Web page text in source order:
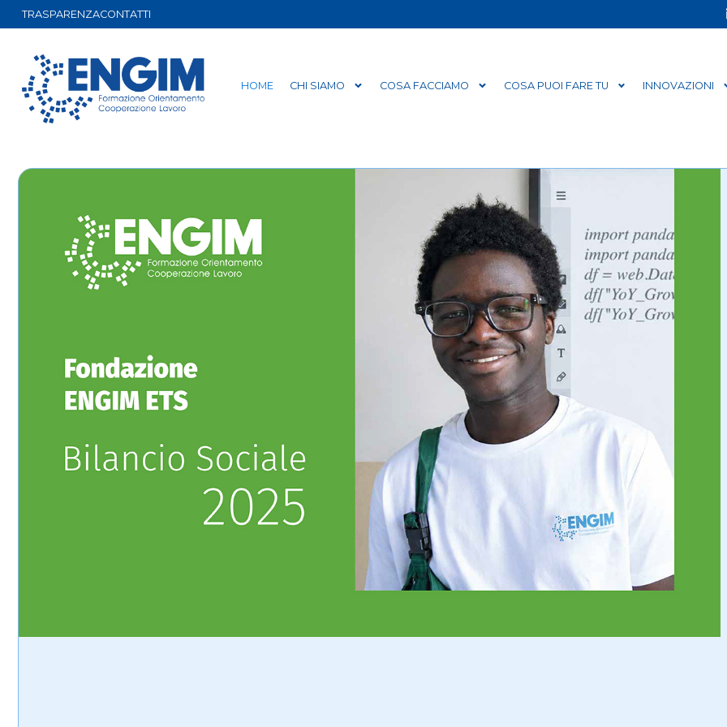
TRASPARENZACONTATTI
HOME CHI SIAMO COSA FACCIAMO COSA PUOI FARE TU INNOVAZIONI